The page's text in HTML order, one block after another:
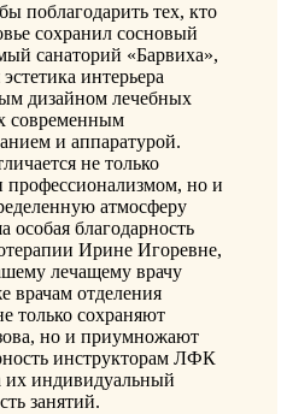
поблагодарить тех, кто
сохранил сосновый
санаторий «Барвиха»,
интерьера
дизайном лечебных
современным
и аппаратурой.
не только
профессионализмом, но и
атмосферу
благодарность
Ирине Игоревне,
лечащему врачу
врачам отделения
только сохраняют
но и приумножают
инструкторам ЛФК
их индивидуальный
занятий.